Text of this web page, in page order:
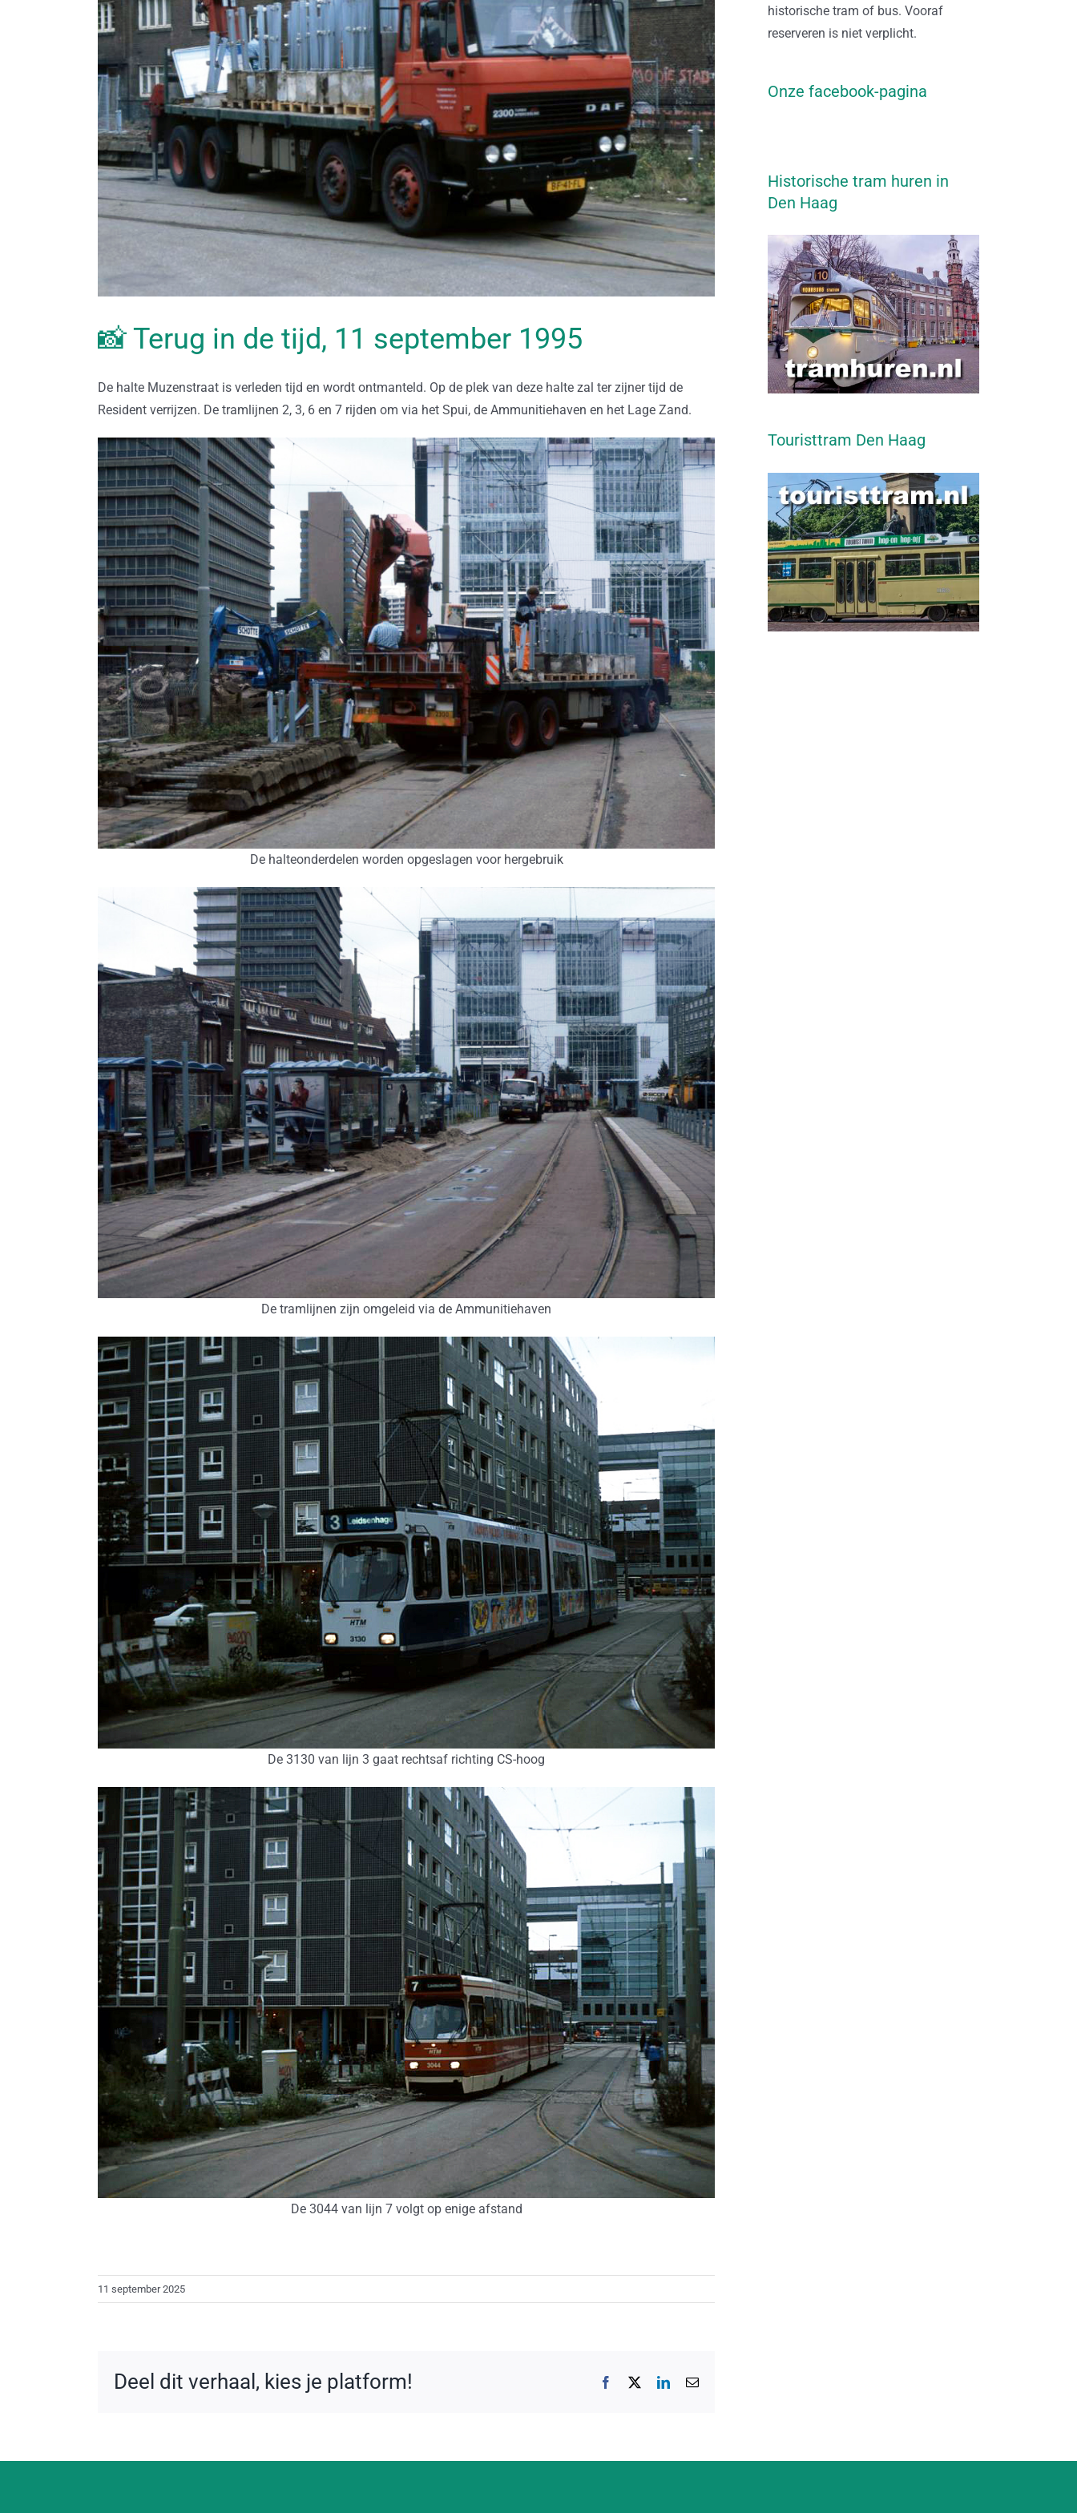
📸 Terug in de tijd, 11 september 1995
De halte Muzenstraat is verleden tijd en wordt ontmanteld. Op de plek van deze halte zal ter zijner tijd de
Resident verrijzen. De tramlijnen 2, 3, 6 en 7 rijden om via het Spui, de Ammunitiehaven en het Lage Zand.
De halteonderdelen worden opgeslagen voor hergebruik
De tramlijnen zijn omgeleid via de Ammunitiehaven
De 3130 van lijn 3 gaat rechtsaf richting CS-hoog
De 3044 van lijn 7 volgt op enige afstand
11 september 2025
Deel dit verhaal, kies je platform! Facebook LinkedIn
E-
historische tram of bus. Vooraf
reserveren is niet verplicht.
Onze facebook-pagina
Historische tram huren in
Den Haag
Touristtram Den Haag